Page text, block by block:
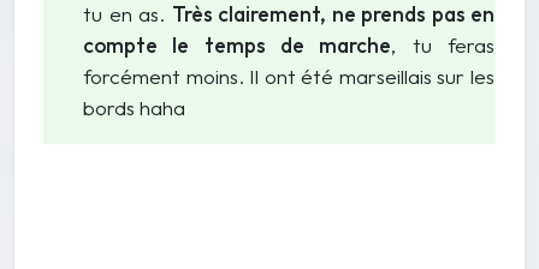
tu en as. Très clairement, ne prends pas en
compte le temps de marche, tu feras
forcément moins. Il ont été marseillais sur les
bords haha